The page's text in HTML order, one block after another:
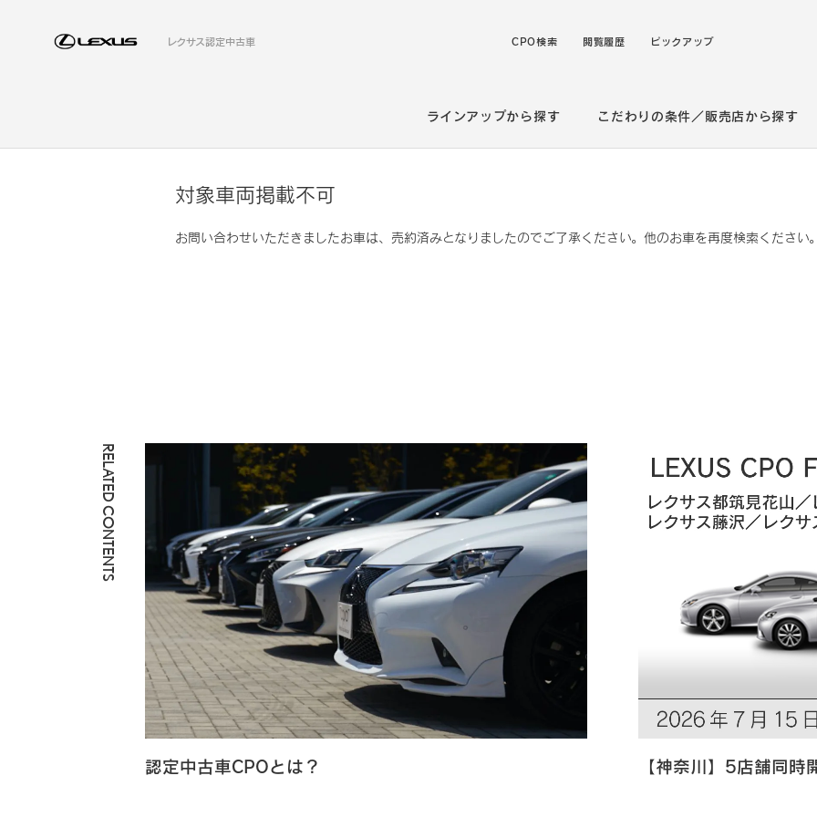
レクサス認定中古車 CPO検索 閲覧履歴 ピックアップ
ラインアップから探す こだわりの条件／販売店から探す
対象車両掲載不可
お問い合わせいただきましたお車は、売約済みとなりましたのでご了承ください。他のお車を再度検索ください
RELATED CONTENTS
認定中古車CPOとは？ 【神奈川】5店舗同時